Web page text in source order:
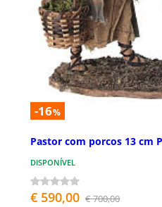
-16%
Pastor com porcos 13 cm
DISPONÍVEL
€ 590,00 € 700,00